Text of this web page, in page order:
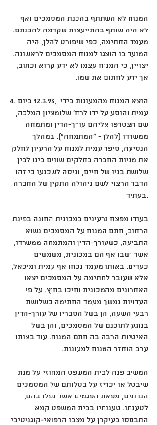
המנוח לא השתתף בהכנת המסמכים ואף
לא היה שותף בהתייעצות שקדמה להכנתם.
מעמד החתימה, כפי שיפורט להלן, היה
המועד בו הוצגו למנוח המסמכים לראשונה.
יצויין, כי המנוח עצמו לא ידע קרוא וכתוב,
אך ידע לחתום את שמו.
‎4. ביום ‎12.3.93, הוצא המנוח מהמעונות בידי
עמית והוסע על ידו לרח' שלומציון המלכה,
שם הצטרפו אליהם עורך-הדין ומתמחה
ממשרדו (להלן - "המתמחה"). במהלך
הנסיעה, סיפר עמית למנוח על הרעיון לחלק
את מניות החברה בחלקים שווים בינו לבין
שלושת בניו של חיים, וניסה לשכנעו כי זהו
הדבר הרצוי לשם ניהולה התקין של החברה
בעתיד.
בעודו מפצח גרעינים במכונית החונה בפינת
הרחוב, חתם המנוח על המסמכים נשוא
התביעה, כשעורך-הדין והמתמחה ממשרדו,
אשר ישבו אף הם במכונית, משמשים
כעדים. באותו מעמד נכחו אף עמית ומיכאל,
אלא שעובר לחתימה על המסמכים יצאו
האחרונים מהמכונית וחיכו בחוץ. על פי
העדויות נמשך מעמד החתימה כשלושת
רבעי השעה, הן בשל הסבריו של עורך-הדין
בנוגע לתוכנם של המסמכים, והן בשל
האיטיות הרבה בה חתם המנוח. עוד באותו
ערב הוחזר המנוח למעונות.
המשיב פנה לבית המשפט המחוזי על מנת
שיבטל או יכריז על בטלותם של המסמכים
הנדונים, מפאת הפגמים אשר נפלו בהם,
לטענתו. טענותיו בבית המשפט קמא
התבססו בעיקרן על מצבו הרפואי-קוגניטיבי